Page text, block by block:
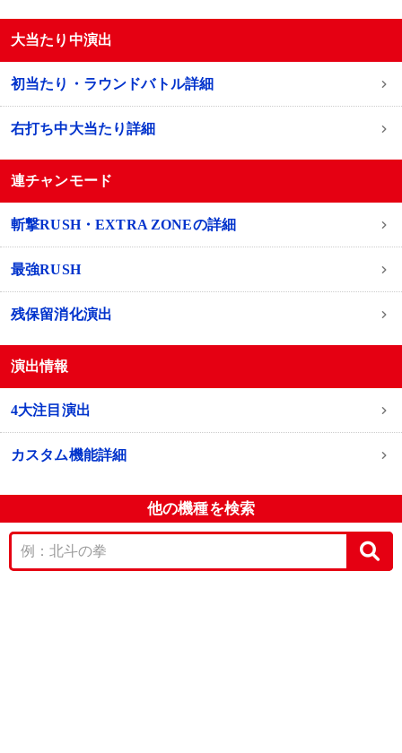
大当たり中演出
初当たり・ラウンドバトル詳細
右打ち中大当たり詳細
連チャンモード
斬撃RUSH・EXTRA ZONEの詳細
最強RUSH
残保留消化演出
演出情報
4大注目演出
カスタム機能詳細
他の機種を検索